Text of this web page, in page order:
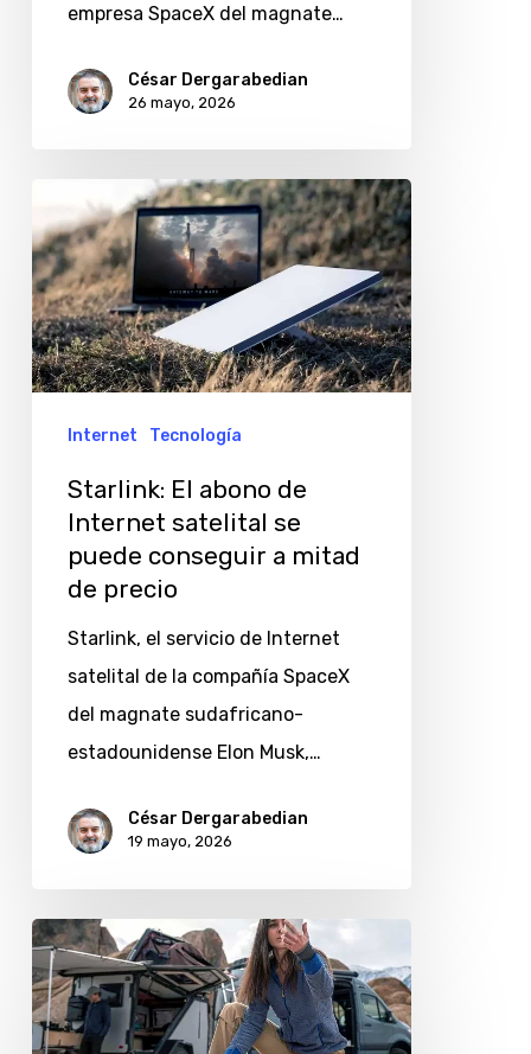
empresa SpaceX del magnate…
César Dergarabedian
26 mayo, 2026
El
abono
de
Internet
satelital
conseguir
mitad
precio
Internet Tecnología
Starlink: El abono de
Internet satelital se
puede conseguir a mitad
de precio
Starlink, el servicio de Internet
satelital de la compañía SpaceX
del magnate sudafricano-
estadounidense Elon Musk,…
César Dergarabedian
19 mayo, 2026
Starlink
en
Argentina